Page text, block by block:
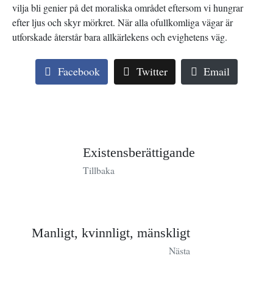
vilja bli genier på det moraliska området eftersom vi hungrar
efter ljus och skyr mörkret. När alla ofullkomliga vägar är
utforskade återstår bara allkärlekens och evighetens väg.
Facebook Twitter Email
Existensberättigande
Tillbaka
Manligt, kvinnligt, mänskligt
Nästa